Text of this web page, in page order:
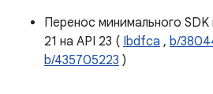
Перенос минимального
21 на API 23 ( Ibdfca , b/
b/435705223 )